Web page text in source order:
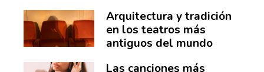
Arquitectura y tradición
en los teatros más
antiguos del mundo
Las canciones más